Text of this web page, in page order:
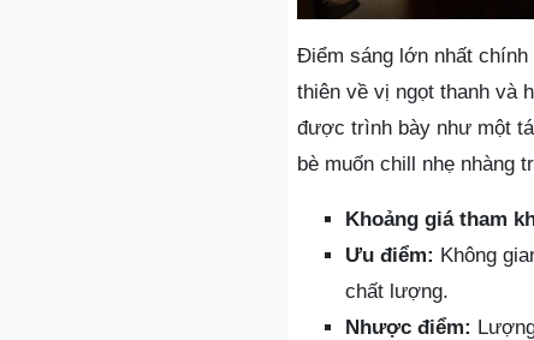
Điểm sáng lớn nhất
thiên về vị ngọt thanh và
được trình bày như một
bè muốn chill nhẹ nhàng
Khoảng giá tham
Ưu điểm: Không
chất lượng.
Nhược điểm: